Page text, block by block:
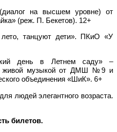
на высшем уровне) от
(реж. П. Бекетов). 12+
лето, танцуют дети». ПКиО «У
день в Летнем саду» –
с живой музыкой от ДМШ №9 и
объединения «ШиК». 6+
людей элегантного возраста.
билетов.